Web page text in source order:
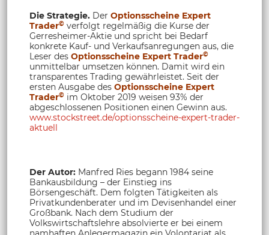
Die Strategie. Der Optionsscheine Expert
Trader© verfolgt regelmäßig die Kurse der
Gerresheimer-Aktie und spricht bei Bedarf
konkrete Kauf- und Verkaufsanregungen aus, die
Leser des Optionsscheine Expert Trader©
unmittelbar umsetzen können. Damit wird ein
transparentes Trading gewährleistet. Seit der
ersten Ausgabe des Optionsscheine Expert
Trader© im Oktober 2019 weisen 93% der
abgeschlossenen Positionen einen Gewinn aus.
www.stockstreet.de/optionsscheine-expert-trader-
aktuell
Der Autor: Manfred Ries begann 1984 seine
Bankausbildung – der Einstieg ins
Börsengeschäft. Dem folgten Tätigkeiten als
Privatkundenberater und im Devisenhandel einer
Großbank. Nach dem Studium der
Volkswirtschaftslehre absolvierte er bei einem